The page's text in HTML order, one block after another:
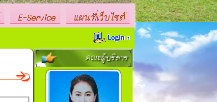
E-Service แผนที่เว็บไซต์
คณะผู้บริหาร